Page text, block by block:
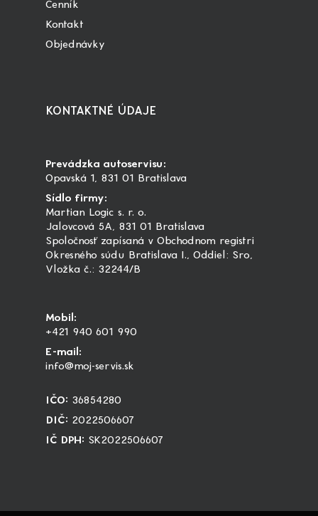
Cenník
Kontakt
Objednávky
KONTAKTNÉ ÚDAJE
Prevádzka autoservisu:
Opavská 1, 831 01 Bratislava
Sídlo firmy:
Martian Logic s. r. o.
Jalovcová 5A, 831 01 Bratislava
Spoločnosť zapísaná v Obchodnom registri
Okresného súdu Bratislava I., Oddiel: Sro,
Vložka č.: 32244/B
Mobil:
+421 940 601 990
E-mail:
info@moj-servis.sk
IČO: 36854280
DIČ: 2022506607
IČ DPH: SK2022506607